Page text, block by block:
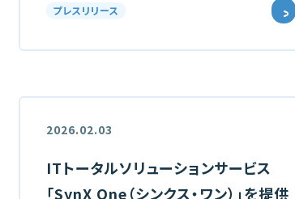
プレスリリース
2026.02.03
ITトータルソリューションサービス
「SynX One（シンクス・ワン）」を提供